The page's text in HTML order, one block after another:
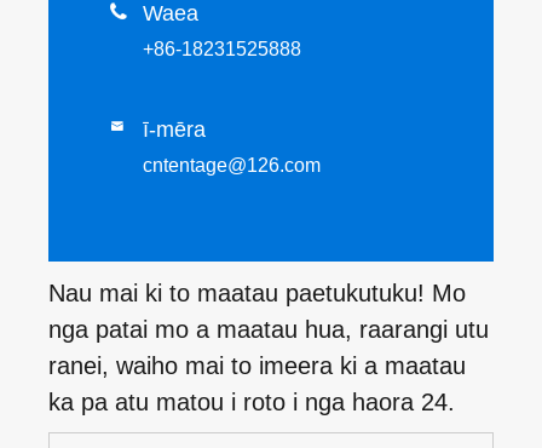
 Waea
+86-18231525888
 ī-mēra
cntentage@126.com
Nau mai ki to maatau paetukutuku! Mo
nga patai mo a maatau hua, raarangi utu
ranei, waiho mai to imeera ki a maatau
ka pa atu matou i roto i nga haora 24.